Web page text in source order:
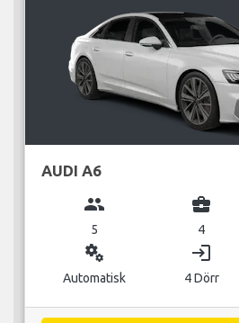
AUDI A6
group
5
business_center
4
miscellaneous_services
Automatisk
login
4 Dörr